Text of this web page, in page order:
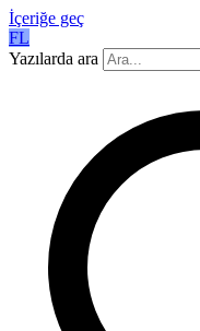
İçeriğe geç
FL
Yazılarda ara